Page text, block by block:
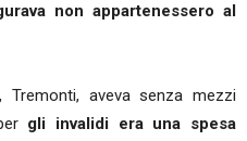
non appartenessero al
aveva senza mezzi
gli invalidi era una spesa